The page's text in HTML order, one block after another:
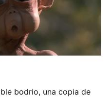
bodrio, una copia de